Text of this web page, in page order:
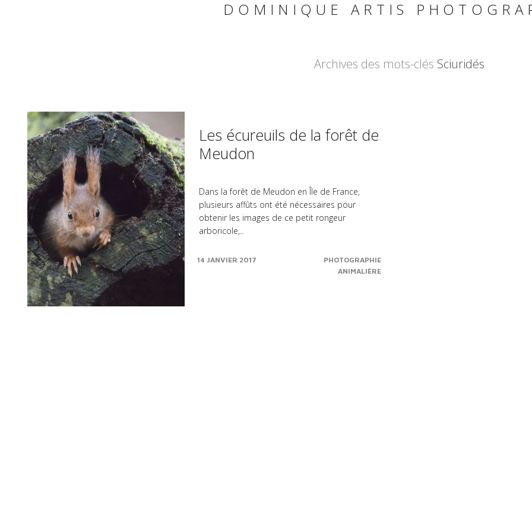
DOMINIQUE ARTIS
Archives des mots-clés Sciuridés
Les écureuils de la forêt de
Meudon
Dans la forêt de Meudon en Île de France,
plusieurs affûts ont été nécessaires pour
obtenir les images de ce petit rongeur
arboricole,..
14 JANVIER 2017
PHOTOGRAPHIE
ANIMALIÈRE